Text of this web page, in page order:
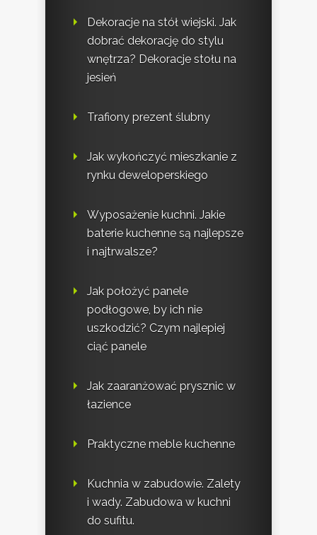
Dekoracje na stół wiejski. Jak
dobrać dekorację do stylu
wnętrza? Dekoracje stołu na
jesień
Trafiony prezent ślubny
Jak wykończyć mieszkanie z
rynku deweloperskiego
Wyposażenie kuchni. Jakie
baterie kuchenne są najlepsze
i najtrwalsze?
Jak położyć panele
podłogowe, by ich nie
uszkodzić? Czym najlepiej
ciąć panele
Jak zaaranżować prysznic w
łazience
Praktyczne meble kuchenne
Kuchnia w zabudowie. Zalety
i wady. Zabudowa w kuchni
do sufitu.